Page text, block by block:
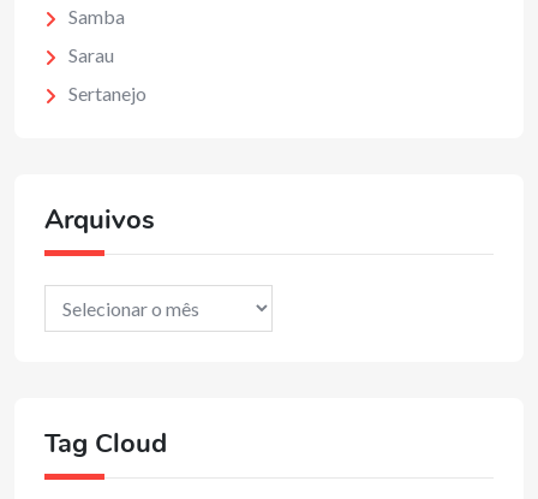
Samba
Sarau
Sertanejo
Arquivos
Arquivos
Tag Cloud